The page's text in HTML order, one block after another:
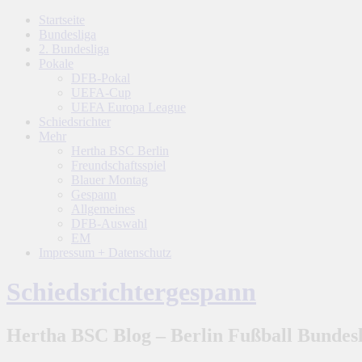
Startseite
Bundesliga
2. Bundesliga
Pokale
DFB-Pokal
UEFA-Cup
UEFA Europa League
Schiedsrichter
Mehr
Hertha BSC Berlin
Freundschaftsspiel
Blauer Montag
Gespann
Allgemeines
DFB-Auswahl
EM
Impressum + Datenschutz
Schiedsrichtergespann
Hertha BSC Blog – Berlin Fußball